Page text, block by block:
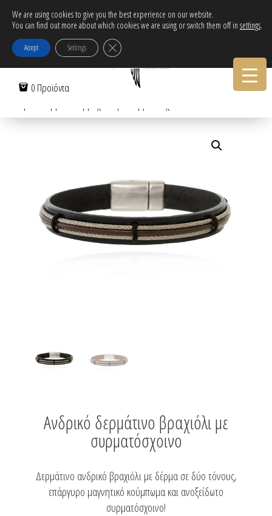
Δωρεάν αποστολή εντός Ελλάδας για αγορές άνω των 30€!
Tηλεφωνικες Παραγγελιες:30-2103222314
0 Προϊόντα
Αρχική Σελίδα/ Βραχιόλια
/
Ανδρικό δερμάτινο βραχιόλι με
συρματόσχοινο
Δερμάτινο ανδρικό βραχιόλι με δέρμα σε δύο τόνους,
επάργυρο μαγνητικό κούμπωμα και ανοξείδωτο
συρματόσχοινο!
We are using cookies to give you the best experience on our website.
You can find out more about which cookies we are using or switch them off in settings.
Accept Settings Κλείσιμο του Cookie banner για το GDPR